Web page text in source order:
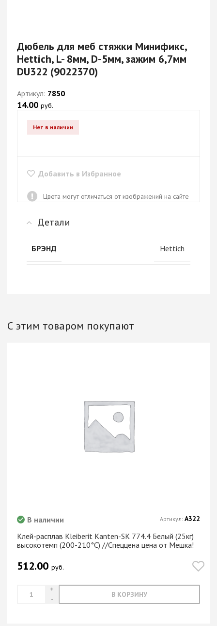
Дюбель для меб стяжки Минификс,
Hettich, L- 8мм, D-5мм, зажим 6,7мм
DU322 (9022370)
Артикул: 7850
14.00 руб.
Нет в наличии
Добавить в Избранное
Цвета могут отличаться от изображений на сайте
Детали
БРЭНД Hettich
С этим товаром покупают
Клей-расплав Kleiberit Kanten-SK 774.4 Белый (25кг)
высокотемп (200-210°C) //Спеццена цена от Мешка!
В наличии
512.00 руб.
В КОРЗИНУ
Артикул: А322